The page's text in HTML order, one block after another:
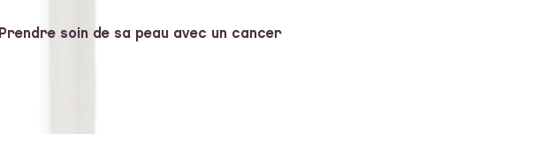
Prendre soin de sa peau avec un cancer